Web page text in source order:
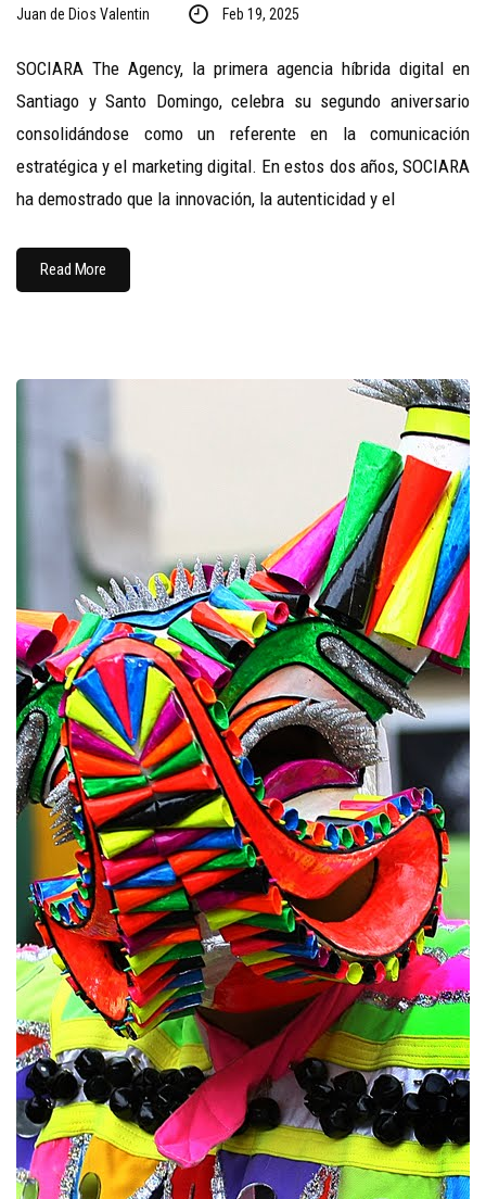
Juan de Dios Valentin Feb 19, 2025
SOCIARA The Agency, la primera agencia híbrida digital en
Santiago y Santo Domingo, celebra su segundo aniversario
consolidándose como un referente en la comunicación
estratégica y el marketing digital. En estos dos años, SOCIARA
ha demostrado que la innovación, la autenticidad y el
Read More